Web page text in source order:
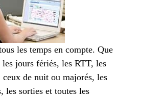
les temps en compte. Que
les jours fériés, les RTT, les
de nuit ou majorés, les
les sorties et toutes les